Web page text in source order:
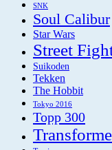
SNK
Soul Calibur
Star Wars
Street
Suikoden
Tekken
The Hobbit
Tokyo 2016
Topp 300